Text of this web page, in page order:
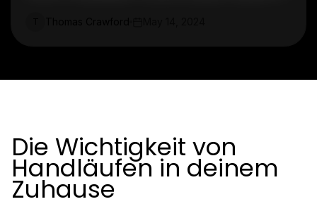
Die Wichtigkeit von
Handläufen in deinem
Zuhause